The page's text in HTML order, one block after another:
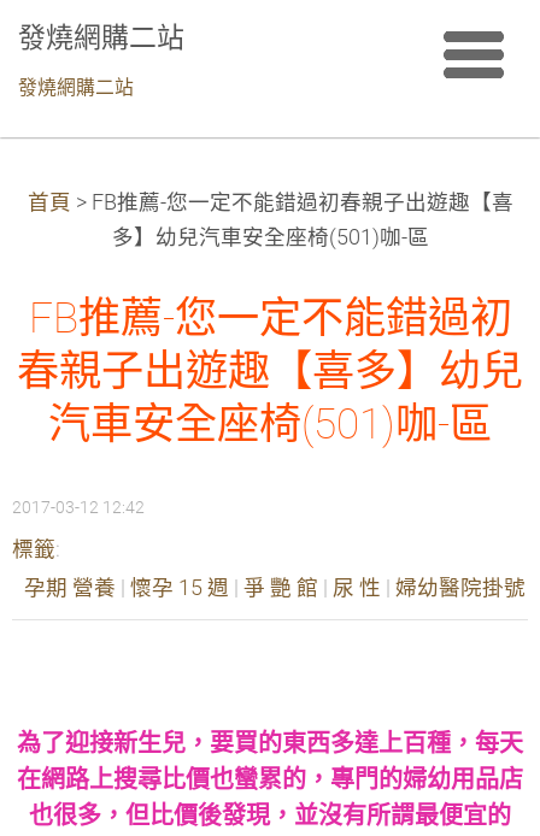
發燒網購二站
發燒網購二站
首頁 > FB推薦-您一定不能錯過初春親子出遊趣【喜
多】幼兒汽車安全座椅(501)咖-區
FB推薦-您一定不能錯過初
春親子出遊趣【喜多】幼兒
汽車安全座椅(501)咖-區
2017-03-12 12:42
標籤:
孕期 營養
懷孕 15 週 爭 艷 館 尿 性 婦幼醫院掛號
為了迎接新生兒，要買的東西多達上百種，每天
在網路上搜尋比價也蠻累的，專門的婦幼用品店
也很多，但比價後發現，並沒有所謂最便宜的